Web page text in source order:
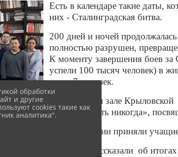
Есть в календаре такие даты,
них - Сталинградская битва.
200 дней и ночей
полностью разрушен,
К моменту завершения боев за
успели 100 тысяч человек) в
всего 7 человек.
В читальном зале
день не забыть никогда»,
В мероприятии приняли
Ведущие рассказали об
обработки
и другие
cookies такие как
аналитика".